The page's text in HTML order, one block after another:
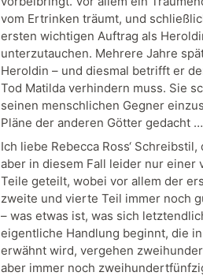
vom Ertrinken träumt, und
ersten wichtigen Auftrag als
unterzutauchen. Mehrere Jahre
Heroldin – und diesmal betrifft er
Tod Matilda verhindern muss. Sie
seinen menschlichen Gegner
Pläne der anderen Götter gedacht …
Ich liebe Rebecca Ross‘
aber in diesem Fall leider nur einer
Teile geteilt, wobei vor allem der
zweite und vierte Teil immer noch
– was etwas ist, was sich
eigentliche Handlung beginnt, die
erwähnt wird, vergehen
aber immer noch